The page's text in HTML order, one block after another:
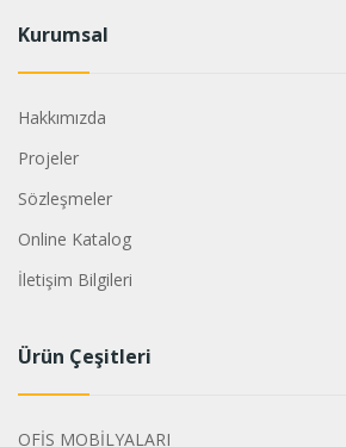
Kurumsal
Hakkımızda
Projeler
Sözleşmeler
Online Katalog
İletişim Bilgileri
Ürün Çeşitleri
OFİS MOBİLYALARI